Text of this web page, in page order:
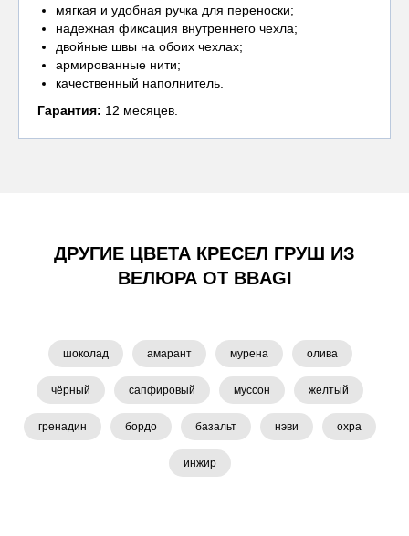
мягкая и удобная ручка для переноски;
надежная фиксация внутреннего чехла;
двойные швы на обоих чехлах;
армированные нити;
качественный наполнитель.
Гарантия: 12 месяцев.
ДРУГИЕ ЦВЕТА КРЕСЕЛ ГРУШ ИЗ
ВЕЛЮРА ОТ BBAGI
шоколад амарант мурена олива
чёрный сапфировый муссон желтый
гренадин бордо базальт нэви охра
инжир